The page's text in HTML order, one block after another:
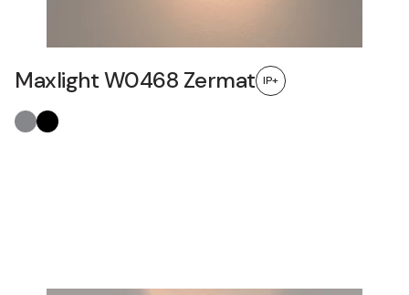
Maxlight W0468 Zermat IP+